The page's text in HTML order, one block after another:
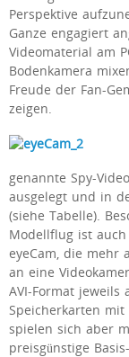
Perspektive
Ganze engagiert
Videomaterial am
Bodenkamera
Freude der Fan-
zeigen.
genannte Spy-
ausgelegt und in
(siehe Tabelle).
Modellflug ist
eyeCam, die mehr
an eine
AVI-Format jeweils
Speicherkarten
spielen sich aber
preisgünstige